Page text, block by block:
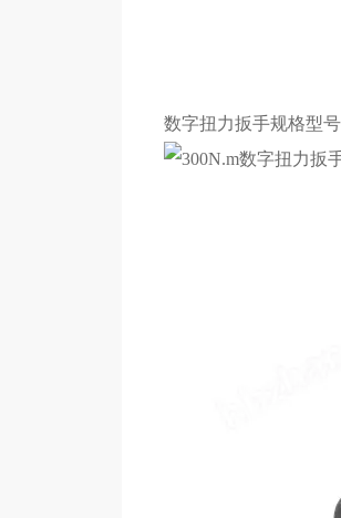
数字扭力扳手规格型号